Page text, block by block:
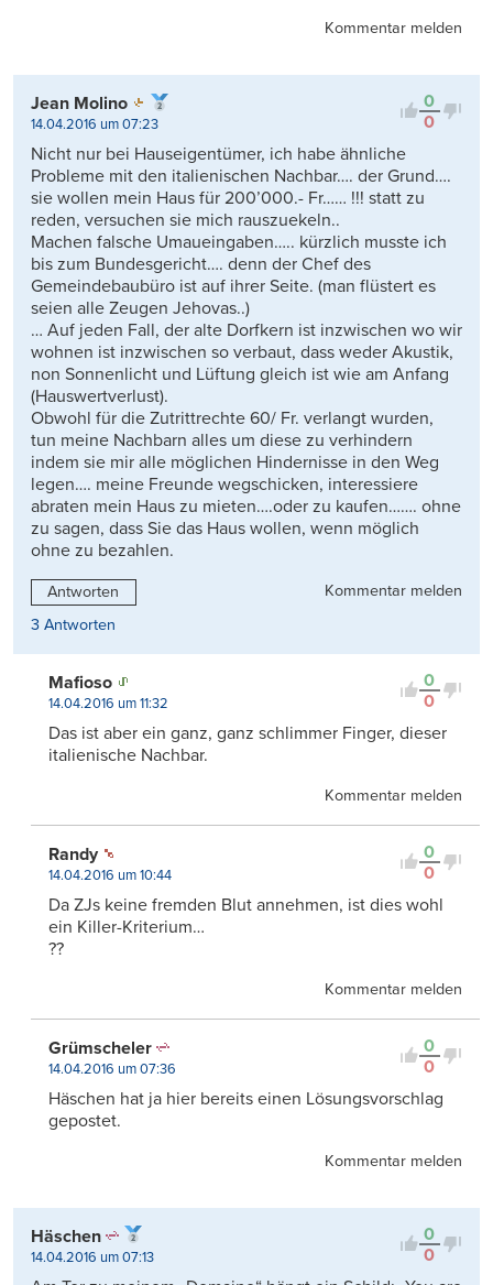
Kommentar melden
0
0
Jean Molino
14.04.2016 um 07:23
Nicht nur bei Hauseigentümer, ich habe ähnliche
Probleme mit den italienischen Nachbar…. der Grund….
sie wollen mein Haus für 200’000.- Fr…… !!! statt zu
reden, versuchen sie mich rauszuekeln..
Machen falsche Umaueingaben….. kürzlich musste ich
bis zum Bundesgericht…. denn der Chef des
Gemeindebaubüro ist auf ihrer Seite. (man flüstert es
seien alle Zeugen Jehovas..)
… Auf jeden Fall, der alte Dorfkern ist inzwischen wo wir
wohnen ist inzwischen so verbaut, dass weder Akustik,
non Sonnenlicht und Lüftung gleich ist wie am Anfang
(Hauswertverlust).
Obwohl für die Zutrittrechte 60/ Fr. verlangt wurden,
tun meine Nachbarn alles um diese zu verhindern
indem sie mir alle möglichen Hindernisse in den Weg
legen…. meine Freunde wegschicken, interessiere
abraten mein Haus zu mieten….oder zu kaufen……. ohne
zu sagen, dass Sie das Haus wollen, wenn möglich
ohne zu bezahlen.
Antworten
Kommentar melden
3 Antworten
0
0
Mafioso
14.04.2016 um 11:32
Das ist aber ein ganz, ganz schlimmer Finger, dieser
italienische Nachbar.
Kommentar melden
0
0
Randy
14.04.2016 um 10:44
Da ZJs keine fremden Blut annehmen, ist dies wohl
ein Killer-Kriterium…
??
Kommentar melden
0
0
Grümscheler
14.04.2016 um 07:36
Häschen hat ja hier bereits einen Lösungsvorschlag
gepostet.
Kommentar melden
0
0
Häschen
14.04.2016 um 07:13